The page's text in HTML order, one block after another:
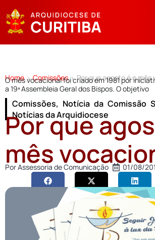
Home > Comissões > Por que agosto é o mês
O mês vocacional foi criado em 1981 por
a 19ª Assembleia Geral dos Bispos. O objetivo
Comissões, Notícia da Comissão
Notícias da Arquidiocese
Por que
mês
PorAssessoria de Comunicação 01/08/